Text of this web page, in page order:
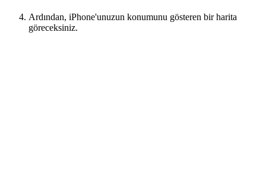
Ardından, iPhone'unuzun konumunu gösteren bir harita
göreceksiniz.